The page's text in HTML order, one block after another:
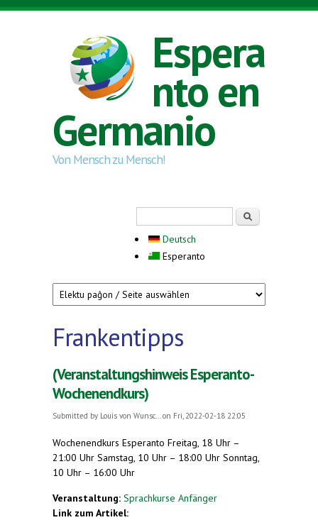
Skip to main content
Espera
nto en
Germanio
Von Mensch zu Mensch!
Deutsch
Esperanto
Frankentipps
(Veranstaltungshinweis Esperanto-
Wochenendkurs)
Submitted by Louis von Wunsc... on Fri, 2022-02-18 22:05
Wochenendkurs Esperanto Freitag, 18 Uhr –
21:00 Uhr Samstag, 10 Uhr – 18:00 Uhr Sonntag,
10 Uhr – 16:00 Uhr
Veranstaltung: Sprachkurse Anfänger
Link zum Artikel: